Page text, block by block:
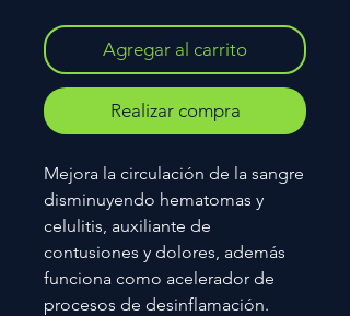
Agregar al carrito
Realizar compra
Mejora la circulación de la sangre
disminuyendo hematomas y
celulitis, auxiliante de
contusiones y dolores, además
funciona como acelerador de
procesos de desinflamación.